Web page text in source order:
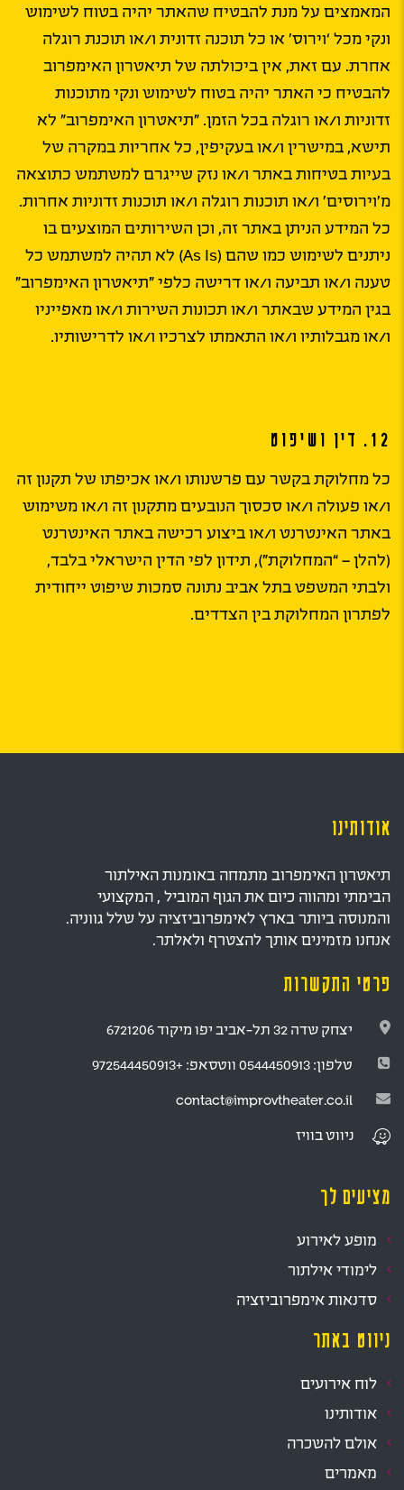
המאמצים על מנת להבטיח שהאתר יהיה בטוח לשימוש
ונקי מכל ‘וירוס’ או כל תוכנה זדונית ו/או תוכנת רוגלה
אחרת. עם זאת, אין ביכולתה של תיאטרון האימפרוב
להבטיח כי האתר יהיה בטוח לשימוש ונקי מתוכנות
זדוניות ו/או רוגלה בכל הזמן. ״תיאטרון האימפרוב״ לא
תישא, במישרין ו/או בעקיפין, כל אחריות במקרה של
בעיות בטיחות באתר ו/או נזק שייגרם למשתמש כתוצאה
מ’וירוסים’ ו/או תוכנות רוגלה ו/או תוכנות זדוניות אחרות.
כל המידע הניתן באתר זה, וכן השירותים המוצעים בו
ניתנים לשימוש כמו שהם (As Is) לא תהיה למשתמש כל
טענה ו/או תביעה ו/או דרישה כלפי ״תיאטרון האימפרוב״
בגין המידע שבאתר ו/או תכונות השירות ו/או מאפייניו
ו/או מגבלותיו ו/או התאמתו לצרכיו ו/או לדרישותיו.
12. דין ושיפוט
כל מחלוקת בקשר עם פרשנותו ו/או אכיפתו של תקנון זה
ו/או פעולה ו/או סכסוך הנובעים מתקנון זה ו/או משימוש
באתר האינטרנט ו/או ביצוע רכישה באתר האינטרנט
(להלן – “המחלוקת”), תידון לפי הדין הישראלי בלבד,
ולבתי המשפט בתל אביב נתונה סמכות שיפוט ייחודית
לפתרון המחלוקת בין הצדדים.
אודותינו
תיאטרון האימפרוב מתמחה באומנות האילתור
הבימתי ומהווה כיום את הגוף המוביל , המקצועי
והמנוסה ביותר בארץ לאימפרוביזציה על שלל גווניה.
אנחנו מזמינים אותך להצטרף ולאלתר.
פרטי התקשרות
יצחק שדה 32 תל-אביב יפו מיקוד 6721206
טלפון: 0544450913 ווטסאפ: +972544450913
contact@improvtheater.co.il
ניווטבוויז
מציעים לך
מופע לאירוע
לימודי אילתור
סדנאות אימפרוביזציה
ניווט באתר
לוח אירועים
אודותינו
אולם להשכרה
מאמרים